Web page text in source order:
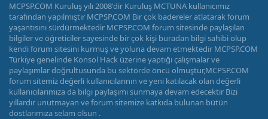
MCPSP.COM Kuruluş yılı 2008'dir Kuruluş MCTUNA kullanıcımız
tarafından yapılmıştır MCPSP.COM Bir çok badereler atlatarak forum
yaşantısını sürdürmektedir MCPSP.COM forum sitesinde paylaşılan
bilgiler ve öğreticiler sayesinde bir çok kişi buradan bilgi sahibi olup
kendi forum sitesini kurmuş ve yoluna devam etmektedir MCPSP.COM
Türkiye genelinde Konsol Hack üzerine yaptığı çalışmalar ve
paylaşımlar doğrultusunda bu sektörde öncü olmuştur,MCPSP.COM
forum sitemiz değerli kullanıcılarının ve yeni katılacak olan değerli
kullanıcılarımıza da bilgi paylaşımı sunmaya devam edecektir Bizi
yıllardır unutmayan ve forum sitemize katkıda bulunan bütün
dostlarımıza selam olsun .